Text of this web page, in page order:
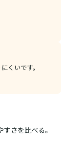
くいです。
さを比べる。